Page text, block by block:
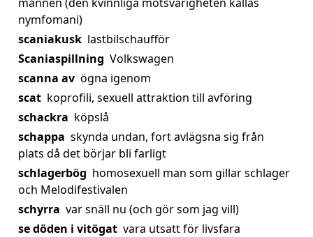
nymfomani)
scaniakusk lastbilschaufför
Scaniaspillning Volkswagen
scanna av ögna igenom
scat koprofili, sexuell attraktion till avföring
schackra köpslå
schappa skynda undan, fort avlägsna sig från
plats då det börjar bli farligt
schlagerbög homosexuell man som gillar schlager
och Melodifestivalen
schyrra var snäll nu (och gör som jag vill)
se döden i vitögat vara utsatt för livsfara